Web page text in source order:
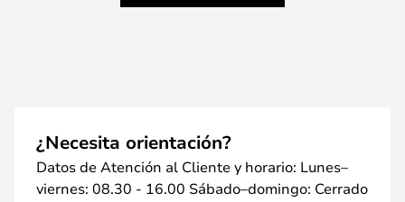
¿Necesita orientación?
Datos de Atención al Cliente y horario: Lunes–
viernes: 08.30 - 16.00 Sábado–domingo: Cerrado